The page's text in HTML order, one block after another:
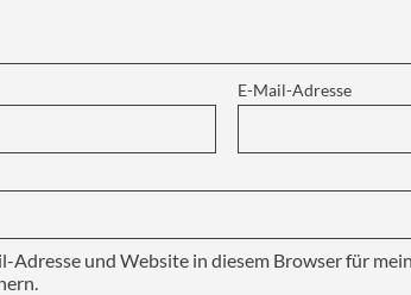
E-Mail-Adresse
Adresse und Website in diesem Browser für